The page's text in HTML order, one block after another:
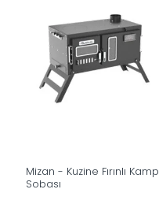
Mizan - Kuzine Fırınlı Kamp
Sobası